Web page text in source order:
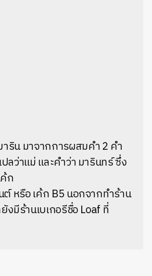
ริน มาจากการผสมคำ 2 คำ
ลว่าแม่ และคำว่า มารินทร์ ซึ่ง
ก
หรือ เค้ก B5 นอกจากทำร้าน
งมีร้านเบเกอรีชื่อ Loaf ที่